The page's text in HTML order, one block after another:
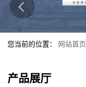
您当前的位置： 网站首页
产品展厅